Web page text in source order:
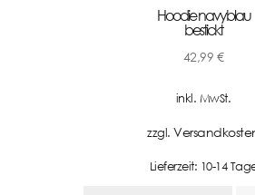
Hoodie navyblau
bestickt
42,99 €
inkl. MwSt.
zzgl.
Lieferzeit: 10-14